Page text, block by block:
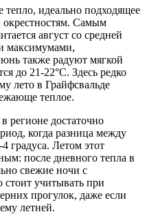
идеально подходящее
окрестностям. Самым
август со средней
максимумами,
также радуют мягкой
до 21-22°C. Здесь редко
лето в Грайфсвальде
теплое.
регионе достаточно
когда разница между
градуса. Летом этот
после дневного тепла в
свежие ночи с
стоит учитывать при
прогулок, даже если
летней.